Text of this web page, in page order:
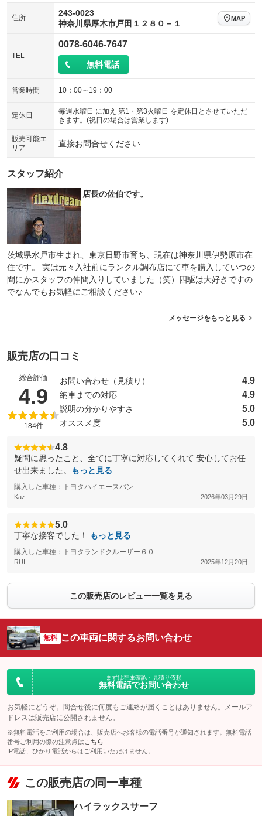
住所
243-0023
神奈川県厚木市戸田１２８０－１
MAP
TEL
0078-6046-7647
無料電話
営業時間 10：00～19：00
定休日
毎週水曜日 に加え 第1・第3火曜日 を定休日とさせていただ
きます。(祝日の場合は営業します)
販売可能エ
リア
直接お問合せください
スタッフ紹介
店長の佐伯です。
茨城県水戸市生まれ、東京日野市育ち、現在は神奈川県伊勢原市在
住です。 実は元々入社前にランクル調布店にて車を購入していつの
間にかスタッフの仲間入りしていました（笑）四駆は大好きですの
でなんでもお気軽にご相談ください♪
メッセージをもっと見る
販売店の口コミ
総合評価
4.9 （5点満点中）
184件
お問い合わせ（見積り） 4.9
納車までの対応 4.9
説明の分かりやすさ 5.0
オススメ度 5.0
4.8
疑問に思ったこと、全てに丁寧に対応してくれて 安心してお任
せ出来ました。
もっと見る
購入した車種：トヨタハイエースバン
Kaz 2026年03月29日
5.0
丁寧な接客でした！ もっと見る
購入した車種：トヨタランドクルーザー６０
RUI 2025年12月20日
この販売店のレビュー一覧を見る
無料 この車両に関するお問い合わせ
まずは在庫確認・見積り依頼
無料電話でお問い合わせ
お気軽にどうぞ。問合せ後に何度もご連絡が届くことはありません。メールア
ドレスは販売店に公開されません。
※無料電話をご利用の場合は、販売店へお客様の電話番号が通知されます。無料電話
番号ご利用の際の注意点は こちら
IP電話、ひかり電話からはご利用いただけません。
この販売店の同一車種
ハイラックスサーフ